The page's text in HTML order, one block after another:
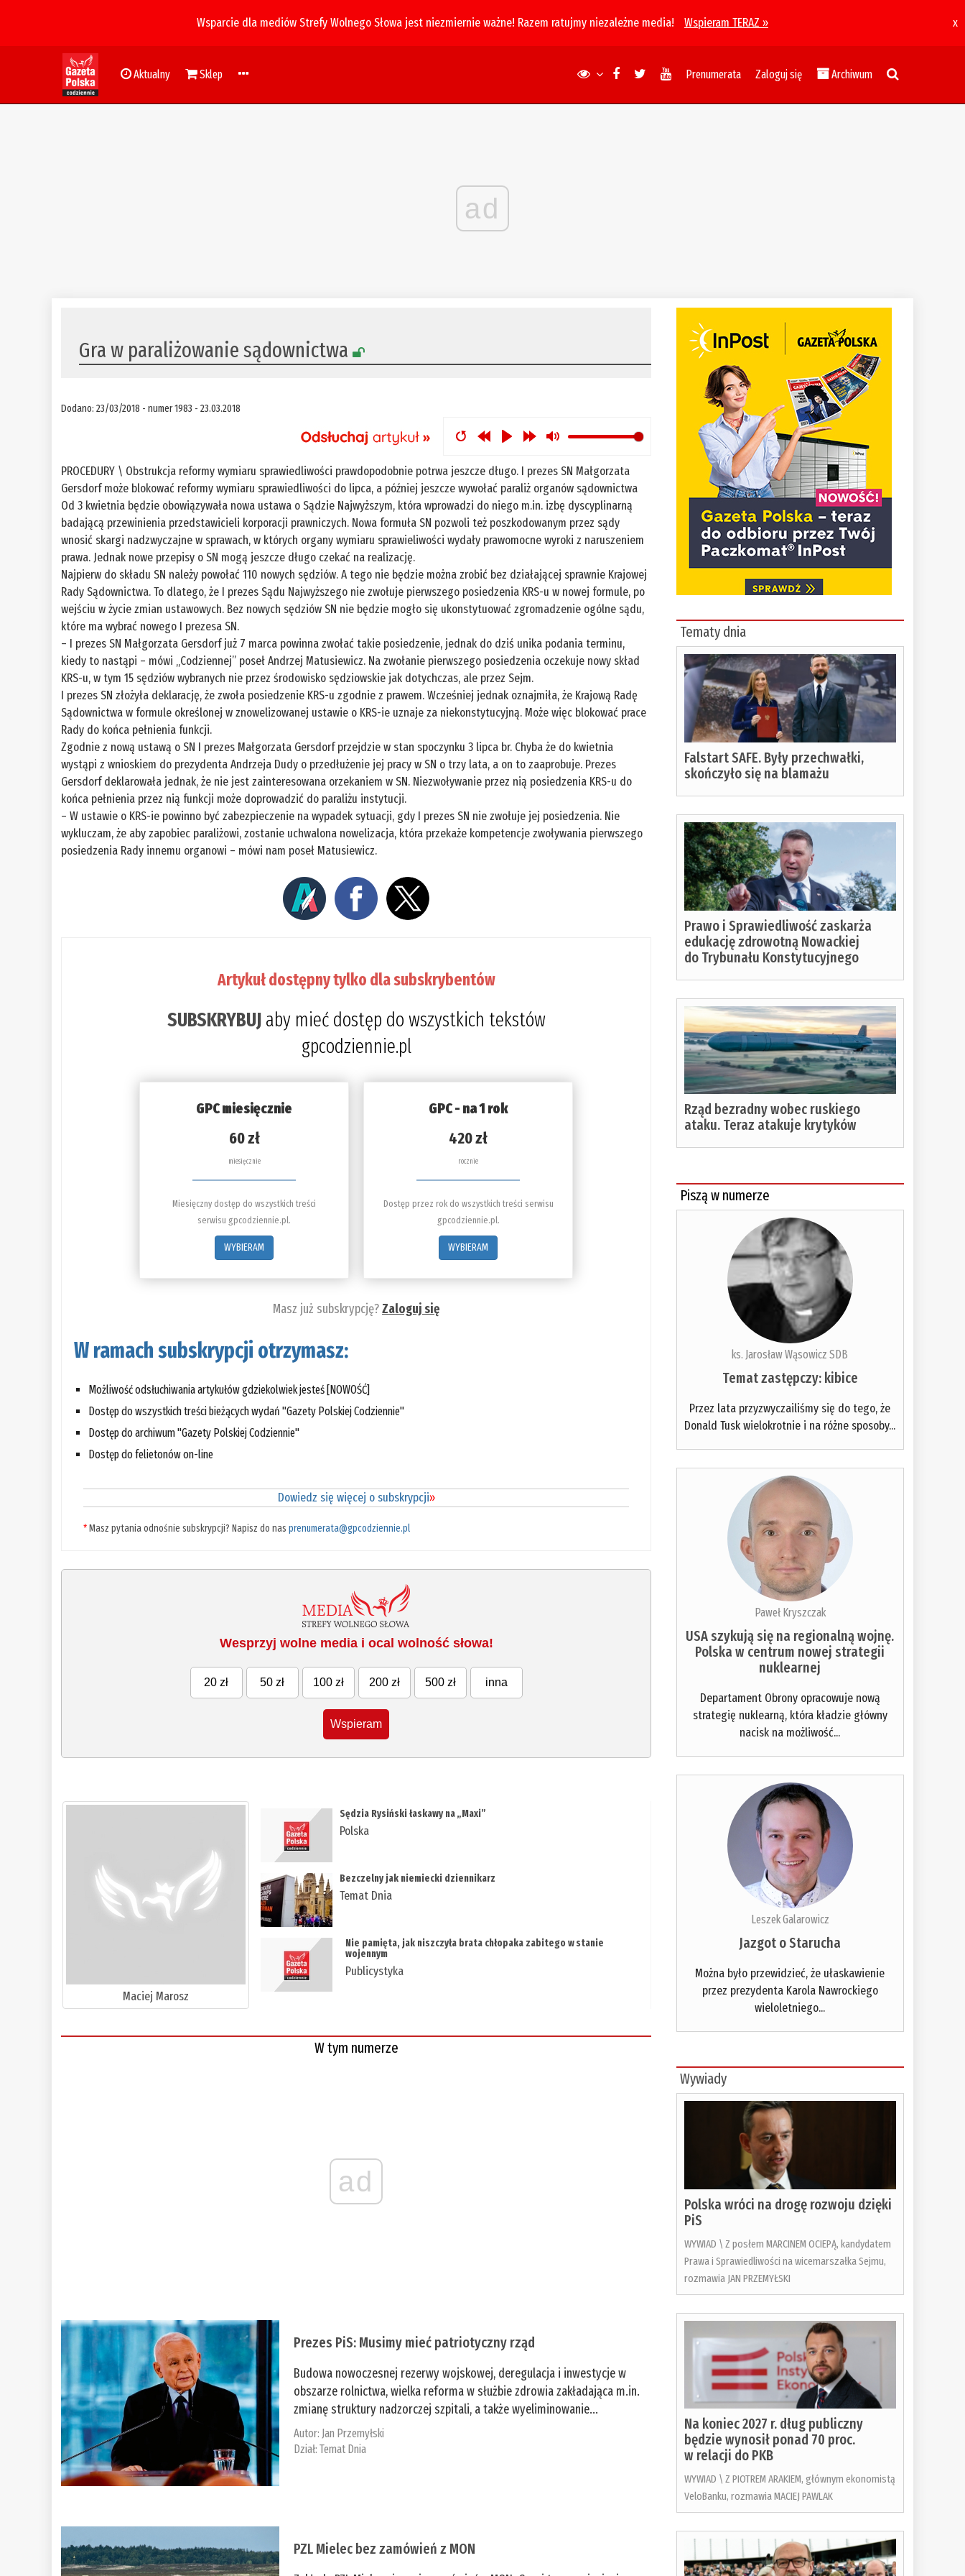
Wsparcie dla mediów Strefy Wolnego Słowa jest niezmiernie ważne! Razem ratujmy niezależne media! Wspieram TERAZ » x
Aktualny Sklep Prenumerata Zaloguj się Archiwum
ad
​Gra w paraliżowanie sądownictwa
Dodano: 23/03/2018 - numer 1983 - 23.03.2018
PROCEDURY \ Obstrukcja reformy wymiaru sprawiedliwości prawdopodobnie potrwa jeszcze długo. I prezes SN Małgorzata
Gersdorf może blokować reformy wymiaru sprawiedliwości do lipca, a później jeszcze wywołać paraliż organów sądownictwa
Od 3 kwietnia będzie obowiązywała nowa ustawa o Sądzie Najwyższym, która wprowadzi do niego m.in. izbę dyscyplinarną
badającą przewinienia przedstawicieli korporacji prawniczych. Nowa formuła SN pozwoli też poszkodowanym przez sądy
wnosić skargi nadzwyczajne w sprawach, w których organy wymiaru sprawieliwości wydały prawomocne wyroki z naruszeniem
prawa. Jednak nowe przepisy o SN mogą jeszcze długo czekać na realizację.
Najpierw do składu SN należy powołać 110 nowych sędziów. A tego nie będzie można zrobić bez działającej sprawnie Krajowej
Rady Sądownictwa. To dlatego, że I prezes Sądu Najwyższego nie zwołuje pierwszego posiedzenia KRS-u w nowej formule, po
wejściu w życie zmian ustawowych. Bez nowych sędziów SN nie będzie mogło się ukonstytuować zgromadzenie ogólne sądu,
które ma wybrać nowego I prezesa SN.
– I prezes SN Małgorzata Gersdorf już 7 marca powinna zwołać takie posiedzenie, jednak do dziś unika podania terminu,
kiedy to nastąpi – mówi „Codziennej” poseł Andrzej Matusiewicz. Na zwołanie pierwszego posiedzenia oczekuje nowy skład
KRS-u, w tym 15 sędziów wybranych nie przez środowisko sędziowskie jak dotychczas, ale przez Sejm.
I prezes SN złożyła deklarację, że zwoła posiedzenie KRS-u zgodnie z prawem. Wcześniej jednak oznajmiła, że Krajową Radę
Sądownictwa w formule określonej w znowelizowanej ustawie o KRS-ie uznaje za niekonstytucyjną. Może więc blokować prace
Rady do końca pełnienia funkcji.
Zgodnie z nową ustawą o SN I prezes Małgorzata Gersdorf przejdzie w stan spoczynku 3 lipca br. Chyba że do kwietnia
wystąpi z wnioskiem do prezydenta Andrzeja Dudy o przedłużenie jej pracy w SN o trzy lata, a on to zaaprobuje. Prezes
Gersdorf deklarowała jednak, że nie jest zainteresowana orzekaniem w SN. Niezwoływanie przez nią posiedzenia KRS-u do
końca pełnienia przez nią funkcji może doprowadzić do paraliżu instytucji.
– W ustawie o KRS-ie powinno być zabezpieczenie na wypadek sytuacji, gdy I prezes SN nie zwołuje jej posiedzenia. Nie
wykluczam, że aby zapobiec paraliżowi, zostanie uchwalona nowelizacja, która przekaże kompetencje zwoływania pierwszego
posiedzenia Rady innemu organowi – mówi nam poseł Matusiewicz.
Artykuł dostępny tylko dla subskrybentów
SUBSKRYBUJaby mieć dostęp do wszystkich tekstów
gpcodziennie.pl
GPC miesięcznie
60 zł
miesięcznie
Miesięczny dostęp do wszystkich treści
serwisu gpcodziennie.pl.
WYBIERAM
GPC - na 1 rok
420 zł
rocznie
Dostęp przez rok do wszystkich treści serwisu
gpcodziennie.pl.
WYBIERAM
Masz już subskrypcję?Zaloguj się
W ramach subskrypcji otrzymasz:
Możliwość odsłuchiwania artykułów gdziekolwiek jesteś [NOWOŚĆ]
Dostęp do wszystkich treści bieżących wydań "Gazety Polskiej Codziennie"
Dostęp do archiwum "Gazety Polskiej Codziennie"
Dostęp do felietonów on-line
Dowiedz się więcej o subskrypcji»
*Masz pytania odnośnie subskrypcji? Napisz do nasprenumerata@gpcodziennie.pl
Wesprzyj wolne media i ocal wolność słowa!
20 zł 50 zł 100 zł 200 zł 500 zł inna
Wspieram
Maciej Marosz
​Sędzia Rysiński łaskawy na „Maxi”
Polska
Bezczelny jak niemiecki dziennikarz
Temat Dnia
Nie pamięta, jak niszczyła brata chłopaka zabitego w stanie
wojennym
Publicystyka
W tym numerze
ad
Prezes PiS: Musimy mieć patriotyczny rząd
Budowa nowoczesnej rezerwy wojskowej, deregulacja i inwestycje w
obszarze rolnictwa, wielka reforma w służbie zdrowia zakładająca m.in.
zmianę struktury nadzorczej szpitali, a także wyeliminowanie...
Autor: Jan Przemyłski
Dział:Temat Dnia
PZL Mielec bez zamówień z MON
Tematy dnia
Falstart SAFE. Były przechwałki,
skończyło się na blamażu
Prawo i Sprawiedliwość zaskarża
edukację zdrowotną Nowackiej
do Trybunału Konstytucyjnego
Rząd bezradny wobec ruskiego
ataku. Teraz atakuje krytyków
Piszą w numerze
ks. Jarosław Wąsowicz SDB
Temat zastępczy: kibice
Przez lata przyzwyczailiśmy się do tego, że
Donald Tusk wielokrotnie i na różne sposoby...
Paweł Kryszczak
USA szykują się na regionalną wojnę.
Polska w centrum nowej strategii
nuklearnej
Departament Obrony opracowuje nową
strategię nuklearną, która kładzie główny
nacisk na możliwość...
Leszek Galarowicz
Jazgot o Starucha
Można było przewidzieć, że ułaskawienie
przez prezydenta Karola Nawrockiego
wieloletniego...
Wywiady
Polska wróci na drogę rozwoju dzięki
PiS
WYWIAD \ Z posłem MARCINEM OCIEPĄ, kandydatem
Prawa i Sprawiedliwości na wicemarszałka Sejmu,
rozmawia JAN PRZEMYŁSKI
Na koniec 2027 r. dług publiczny
będzie wynosił ponad 70 proc.
w relacji do PKB
WYWIAD \ Z PIOTREM ARAKIEM, głównym ekonomistą
VeloBanku, rozmawia MACIEJ PAWLAK